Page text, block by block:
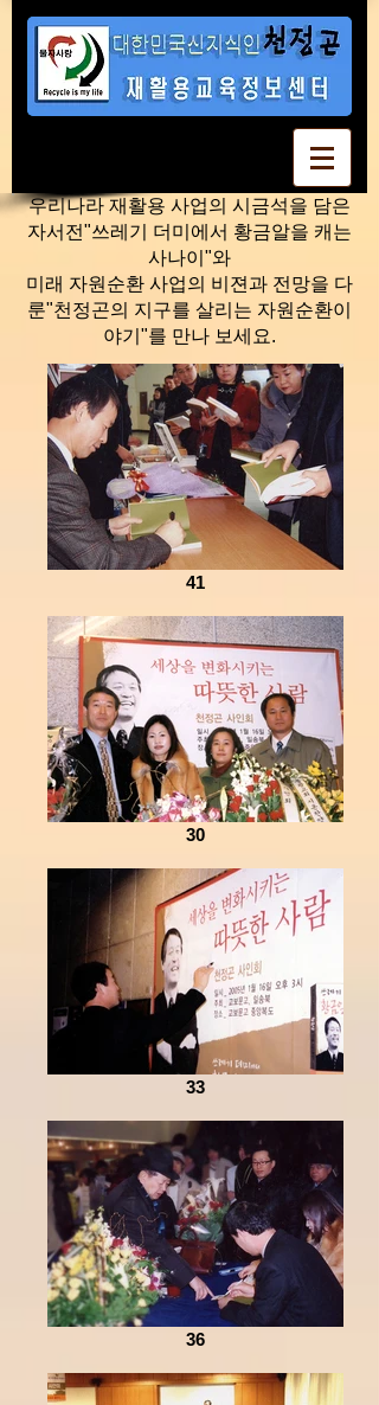
41
30
33
36
우리나라 재활용 사업의 시금석을 담은
자서전"쓰레기 더미에서 황금알을 캐는
사나이"와
​미래 자원순환 사업의 비젼과 전망을 다
룬"천정곤의 지구를 살리는 자원순환이
야기"를 만나 보세요.